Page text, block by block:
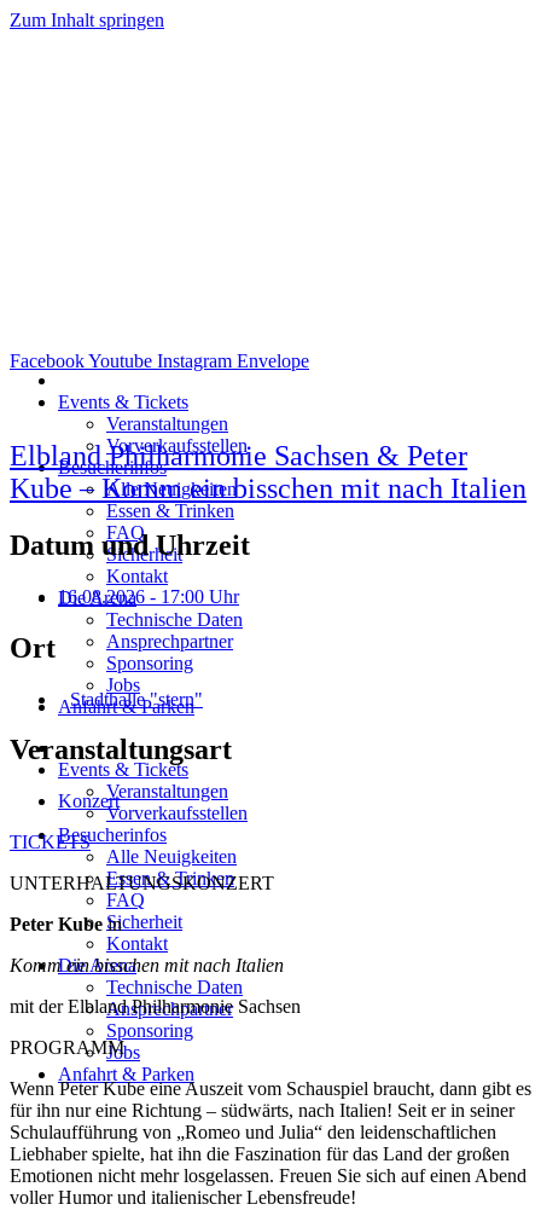
Zum Inhalt springen
Events & Tickets
Veranstaltungen
Vorverkaufsstellen
Besucherinfos
Alle Neuigkeiten
Essen & Trinken
FAQ
Sicherheit
Kontakt
Die Arena
Technische Daten
Ansprechpartner
Sponsoring
Jobs
Anfahrt & Parken
Events & Tickets
Veranstaltungen
Vorverkaufsstellen
Besucherinfos
Alle Neuigkeiten
Essen & Trinken
FAQ
Sicherheit
Kontakt
Die Arena
Technische Daten
Ansprechpartner
Sponsoring
Jobs
Anfahrt & Parken
FacebookYoutube Instagram Envelope
Elbland Philharmonie Sachsen & Peter
Kube – Komm ein bisschen mit nach Italien
Datum und Uhrzeit
16.08.2026 - 17:00 Uhr
Ort
Stadthalle "stern"
Veranstaltungsart
Konzert
TICKETS
UNTERHALTUNGSKONZERT
Peter Kube in
Komm ein bisschen mit nach Italien
mit der Elbland Philharmonie Sachsen
PROGRAMM
Wenn Peter Kube eine Auszeit vom Schauspiel braucht, dann gibt es
für ihn nur eine Richtung – südwärts, nach Italien! Seit er in seiner
Schulaufführung von „Romeo und Julia“ den leidenschaftlichen
Liebhaber spielte, hat ihn die Faszination für das Land der großen
Emotionen nicht mehr losgelassen. Freuen Sie sich auf einen Abend
voller Humor und italienischer Lebensfreude!